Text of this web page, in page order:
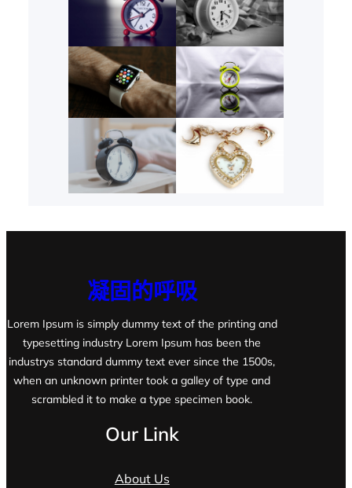
凝固的呼吸
Lorem Ipsum is simply dummy text of the printing and
typesetting industry Lorem Ipsum has been the
industrys standard dummy text ever since the 1500s,
when an unknown printer took a galley of type and
scrambled it to make a type specimen book.
Our Link
About Us